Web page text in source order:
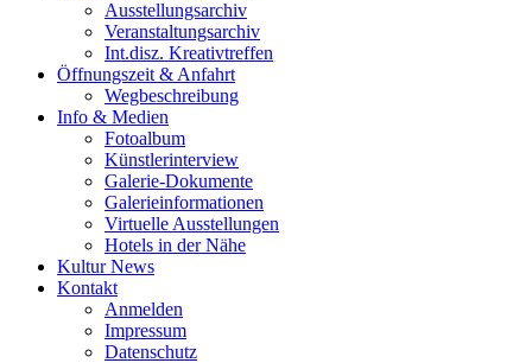
Ausstellungsarchiv
Veranstaltungsarchiv
Int.disz. Kreativtreffen
Öffnungszeit & Anfahrt
Wegbeschreibung
Info & Medien
Fotoalbum
Künstlerinterview
Galerie-Dokumente
Galerieinformationen
Virtuelle Ausstellungen
Hotels in der Nähe
Kultur News
Kontakt
Anmelden
Impressum
Datenschutz